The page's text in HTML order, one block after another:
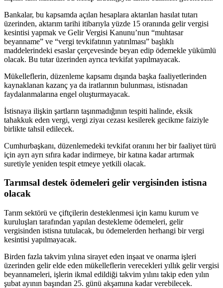
Bankalar, bu kapsamda açılan hesaplara aktarılan hasılat tutarı
üzerinden, aktarım tarihi itibarıyla yüzde 15 oranında gelir vergisi
kesintisi yapmak ve Gelir Vergisi Kanunu’nun “muhtasar
beyanname” ve “vergi tevkifatının yatırılması” başlıklı
maddelerindeki esaslar çerçevesinde beyan edip ödemekle yükümlü
olacak. Bu tutar üzerinden ayrıca tevkifat yapılmayacak.
Mükelleflerin, düzenleme kapsamı dışında başka faaliyetlerinden
kaynaklanan kazanç ya da iratlarının bulunması, istisnadan
faydalanmalarına engel oluşturmayacak.
İstisnaya ilişkin şartların taşınmadığının tespiti halinde, eksik
tahakkuk eden vergi, vergi ziyaı cezası kesilerek gecikme faiziyle
birlikte tahsil edilecek.
Cumhurbaşkanı, düzenlemedeki tevkifat oranını her bir faaliyet türü
için ayrı ayrı sıfıra kadar indirmeye, bir katına kadar artırmak
suretiyle yeniden tespit etmeye yetkili olacak.
Tarımsal destek ödemeleri gelir vergisinden istisna
olacak
Tarım sektörü ve çiftçilerin desteklenmesi için kamu kurum ve
kuruluşları tarafından yapılan destekleme ödemeleri, gelir
vergisinden istisna tutulacak, bu ödemelerden herhangi bir vergi
kesintisi yapılmayacak.
Birden fazla takvim yılına sirayet eden inşaat ve onarma işleri
üzerinden gelir elde eden mükelleflerin verecekleri yıllık gelir vergisi
beyannameleri, işlerin ikmal edildiği takvim yılını takip eden yılın
şubat ayının başından 25. günü akşamına kadar verebilecek.